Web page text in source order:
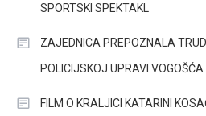
SPORTSKI SPEKTAKL
ZAJEDNICA PREPOZNALA
POLICIJSKOJ UPRAVI VOGOŠĆA
FILM O KRALJICI KATARINI